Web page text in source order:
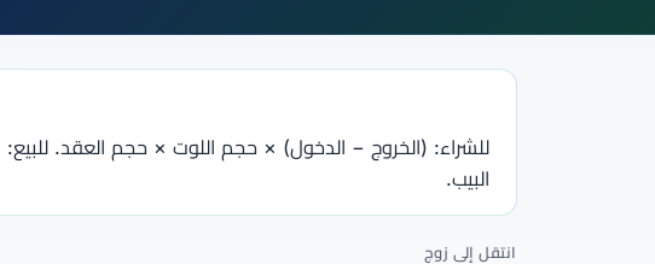
للشراء: (الخروج − الدخول) × حجم اللوت × حجم العقد.
البيب.
انتقل إلى زوج